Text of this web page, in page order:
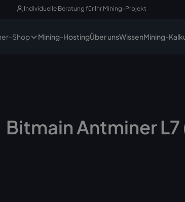
Individuelle Beratung für Ihr Mining-Projekt
Shop Mining-HostingÜber unsWissenMining-
Bitmain Antminer